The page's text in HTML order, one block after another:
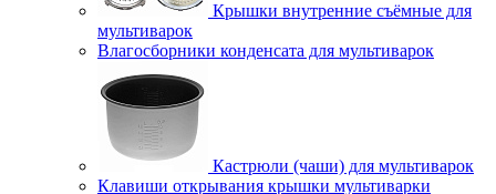
Крышки внутренние съёмные для
мультиварок
Влагосборники конденсата для мультиварок
Кастрюли (чаши) для мультиварок
Клавиши открывания крышки мультиварки